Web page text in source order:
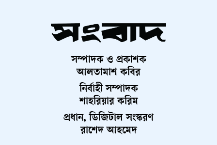
সম্পাদক ও প্রকাশক
আলতামাশ কবির
নির্বাহী সম্পাদক
শাহরিয়ার করিম
প্রধান, ডিজিটাল সংস্করণ
রাশেদ আহমেদ